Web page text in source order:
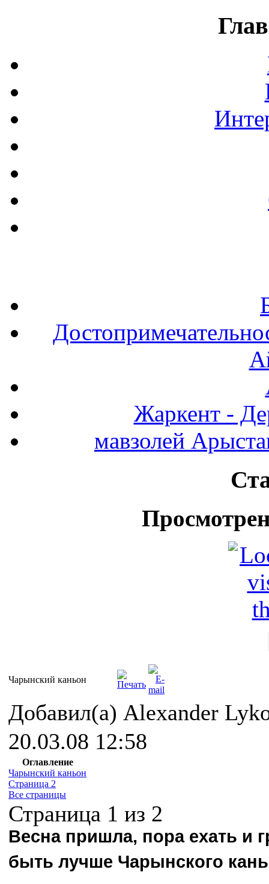
Жаркент -
мавзолей
Чарынский каньон
Добавил(а) Alexander
20.03.08 12:58
Оглавление
Чарынский каньон
Страница 2
Все страницы
Страница 1 из 2
Весна пришла, пора ехать и
быть лучше Чарынского